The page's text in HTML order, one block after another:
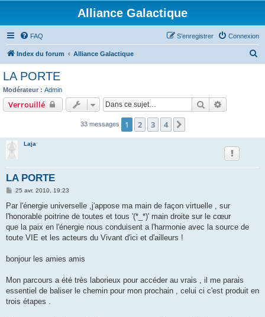
Alliance Galactique
FAQ Connexion
S’enregistrer
Index du forum Alliance Galactique
c
e
LA PORTE
Modérateur : Admin
Verrouillé Rechercher
33 messages 1 2 3 4
Laja
LA PORTE
M
s
a
g
25 avr. 2010, 19:23
Par l'énergie universelle ,j'appose ma main de façon virtuelle , sur
l'honorable poitrine de toutes et tous '(*_*)' main droite sur le cœur
que la paix en l'énergie nous conduisent a l'harmonie avec la source de
toute VIE et les acteurs du Vivant d'ici et d'ailleurs !
bonjour les amies amis
Mon parcours a été très laborieux pour accéder au vrais , il me parais
essentiel de baliser le chemin pour mon prochain , celui ci c'est produit en
trois étapes .